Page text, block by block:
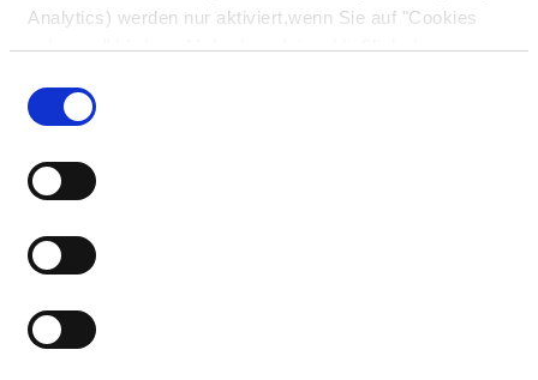
Analytics) werden nur aktiviert,wenn Sie auf "Cookies
zulassen" klicken. Mehr dazu (einschließlich der
erfahren Sie in unserer
Impressum